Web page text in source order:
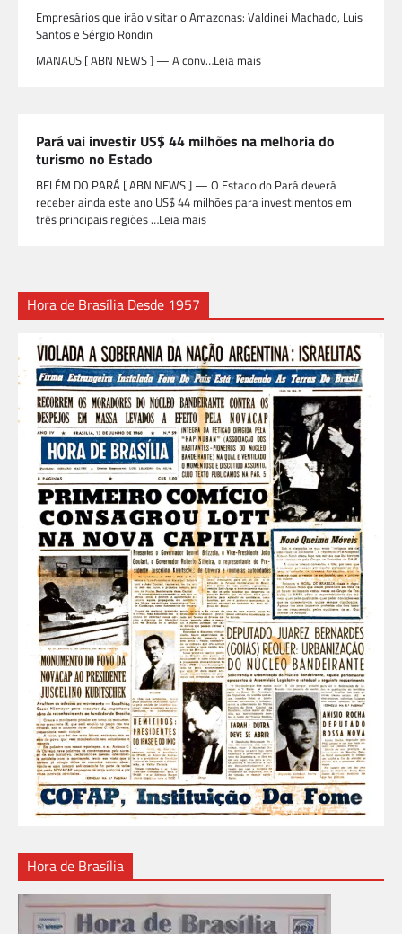
Empresários que irão visitar o Amazonas: Valdinei Machado, Luis
Santos e Sérgio Rondin
MANAUS [ ABN NEWS ] — A conv…Leia mais
Pará vai investir US$ 44 milhões na melhoria do
turismo no Estado
BELÉM DO PARÁ [ ABN NEWS ] — O Estado do Pará deverá
receber ainda este ano US$ 44 milhões para investimentos em
três principais regiões …Leia mais
Hora de Brasília Desde 1957
Hora de Brasília